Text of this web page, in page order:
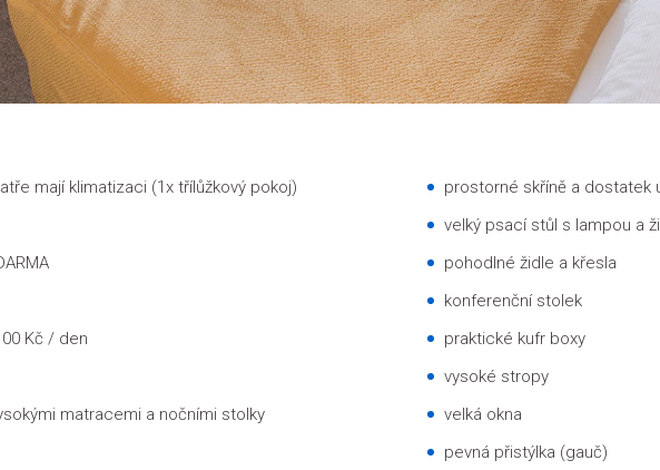
mají klimatizaci (1x třílůžkový pokoj)
Kč / den
matracemi a nočními stolky
prostorné skříně a dostatek
velký psací stůl s lampou a
pohodlné židle a křesla
konferenční stolek
praktické kufr boxy
vysoké stropy
velká okna
pevná přistýlka (gauč)